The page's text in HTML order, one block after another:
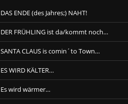
DAS ENDE (des Jahres;) NAHT!
DER FRÜHLING ist da/kommt noch…
SANTA CLAUS is comin´to Town…
ES WIRD KÄLTER…
Es wird wärmer…